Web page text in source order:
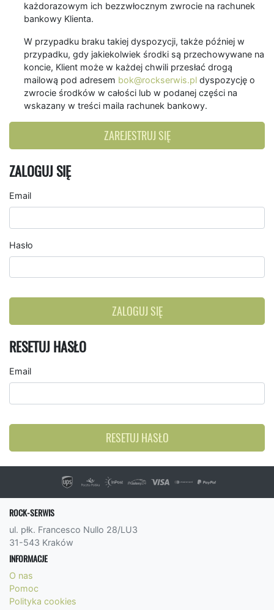
każdorazowym ich bezzwłocznym zwrocie na rachunek
bankowy Klienta.
W przypadku braku takiej dyspozycji, także później w
przypadku, gdy jakiekolwiek środki są przechowywane na
koncie, Klient może w każdej chwili przesłać drogą
mailową pod adresem bok@rockserwis.pl dyspozycję o
zwrocie środków w całości lub w podanej części na
wskazany w treści maila rachunek bankowy.
ZAREJESTRUJ SIĘ
ZALOGUJ SIĘ
Email
Hasło
ZALOGUJ SIĘ
RESETUJ HASŁO
Email
RESETUJ HASŁO
ROCK-SERWIS
ul. płk. Francesco Nullo 28/LU3
31-543 Kraków
INFORMACJE
O nas
Pomoc
Polityka cookies